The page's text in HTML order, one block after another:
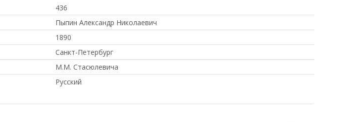
436
Пыпин Александр Николаевич
1890
Санкт-Петербург
М.М. Стасюлевича
Русский